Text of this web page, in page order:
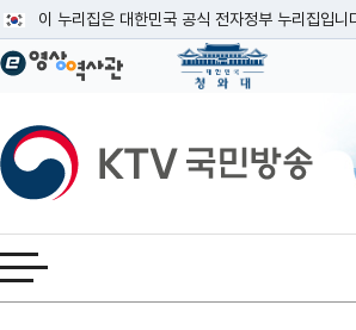
이 누리집은 대한민국 공식 전자정부 누리집입니
공식 누리집 주소 확인하기
이밖에 or.kr 또는 .kr등 다른 도메인 주소를 사
운영중인 공식 누리집보기
KTV국민방송
전체메뉴 열기
본문